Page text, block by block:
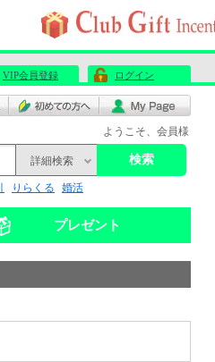
VIP会員登録 ログイン
ようこそ、会員様
詳細検索 検索
りらくる 婚活
プレゼント